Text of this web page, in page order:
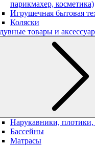
парикмахер, косметика)
Игрушечная бытовая
Коляски
товары и
Нарукавники,
Бассейны
Матрасы